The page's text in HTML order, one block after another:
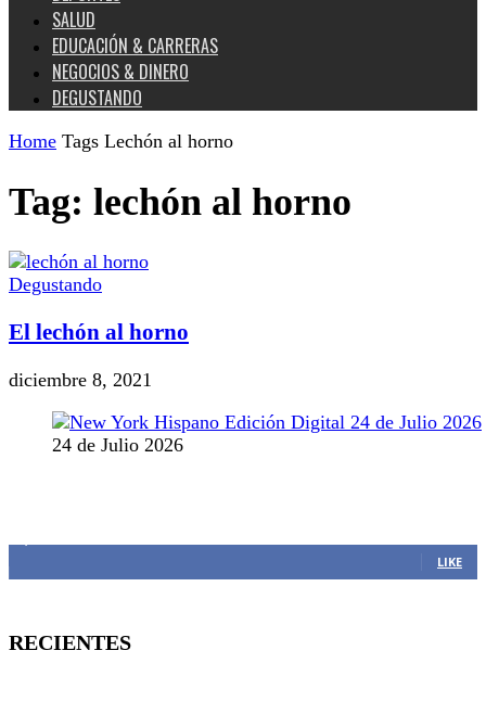
SALUD
EDUCACIÓN & CARRERAS
NEGOCIOS & DINERO
DEGUSTANDO
Home Tags Lechón al horno
Tag: lechón al horno
Degustando
El lechón al horno
diciembre 8, 2021
24 de Julio 2026
LIKE
RECIENTES